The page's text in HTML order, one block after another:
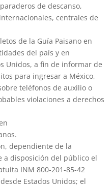
de descanso,
centrales de
de la Guía Paisano en
del país y en
Unidos, a fin de informar de
para ingresar a México,
teléfonos de auxilio o
violaciones a derechos
dependiente de la
a disposición del público el
INM 800-201-85-42
Estados Unidos; el